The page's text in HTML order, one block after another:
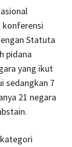
konferensi
Statuta
pidana
yang ikut
sedangkan 7
21 negara